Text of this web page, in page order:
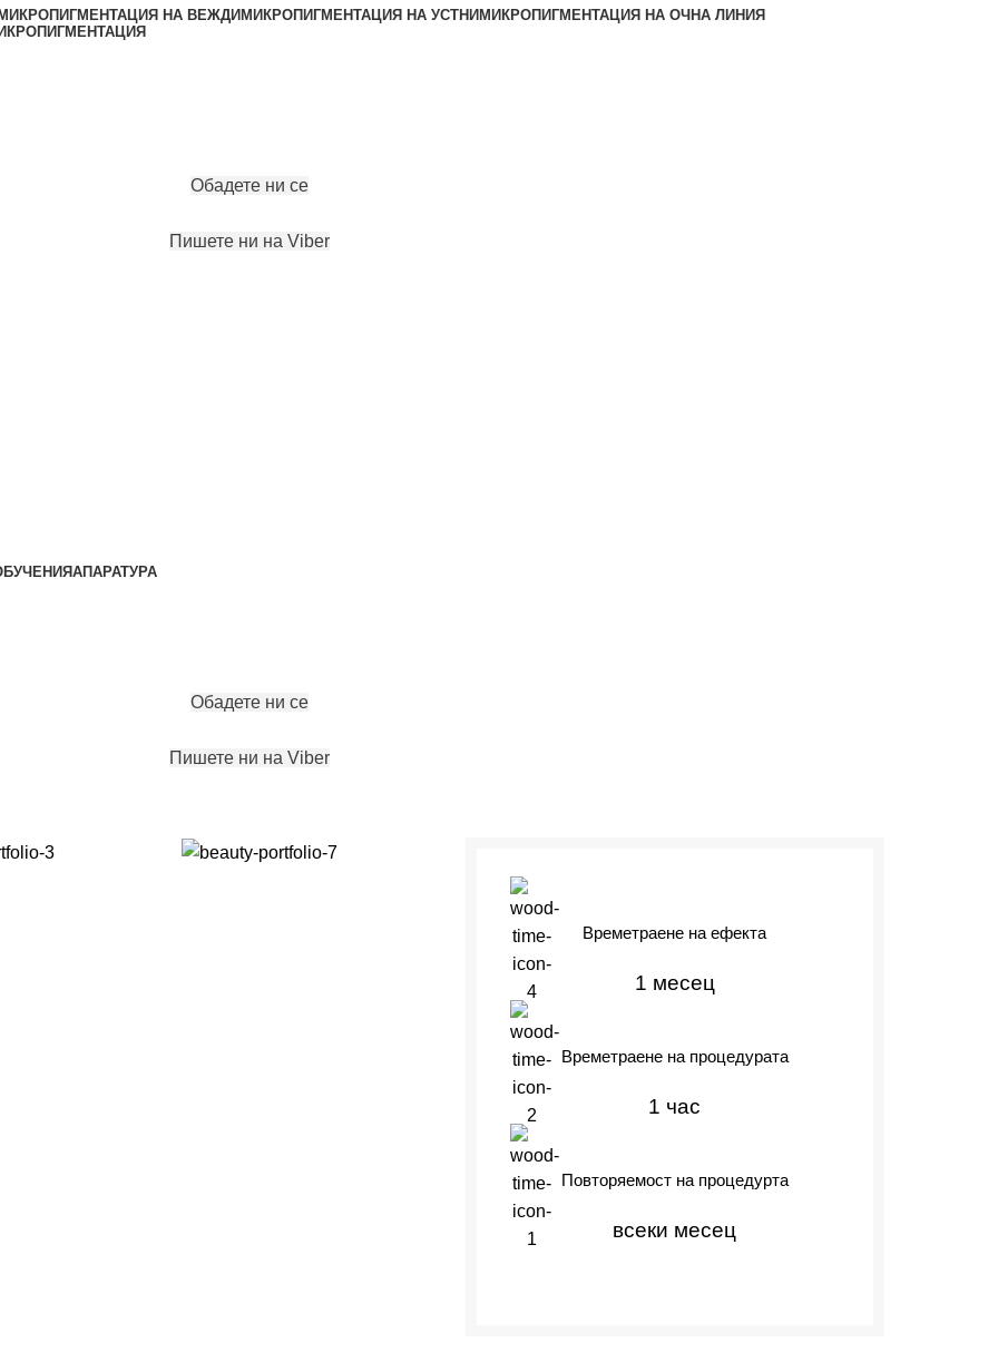
МИКРОПИГМЕНТАЦИЯ НА ВЕЖДИ МИКРОПИГМЕНТАЦИЯ НА УСТНИ МИКРОПИГМЕНТАЦИЯ НА ОЧНА ЛИНИЯ
Обадете ни се
Пишете ни на Viber
АПАРАТУРА
Обадете ни се
Пишете ни на Viber
Времетраене на ефекта
1 месец
Времетраене на процедурата
1 час
Повторяемост на процедурта
всеки месец